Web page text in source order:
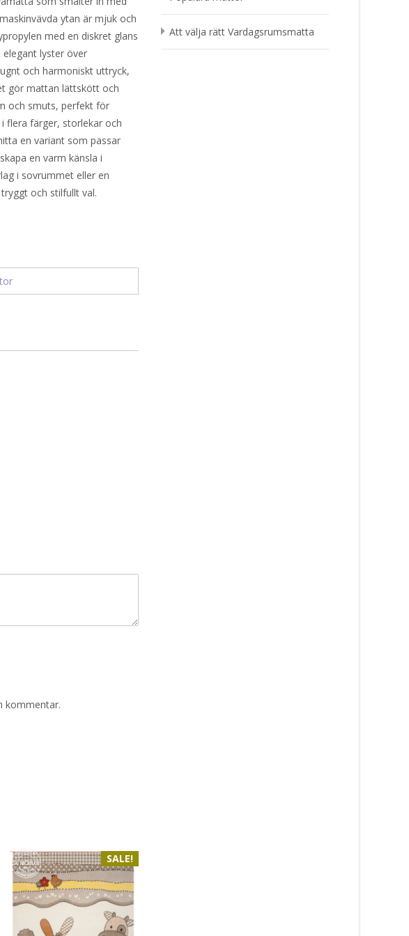
ytan är mjuk och
med en diskret glans
lyster över
och harmoniskt uttryck,
gör mattan lättskött och
och smuts, perfekt för
flera färger, storlekar och
en variant som passar
en varm känsla i
i sovrummet eller en
och stilfullt val.
kommentar.
SALE!
Att välja rätt Vardagsrumsmatta